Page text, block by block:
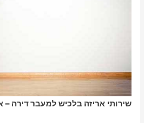
שירותי אריזה בלכיש למעבר דירה –